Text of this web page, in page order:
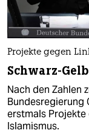
Projekte gegen
Schwarz-
Nach den Zahlen
Bundesregierung
erstmals Projekte
Islamismus.